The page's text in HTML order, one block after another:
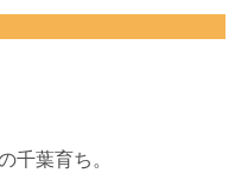
千葉育ち。